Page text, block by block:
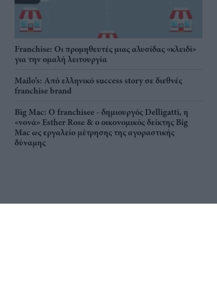
Franchise: Οι προμηθευτές μιας αλυσίδας «κλειδί»
για την ομαλή λειτουργία
Mailo’s: Από ελληνικό success story σε διεθνές
franchise brand
Big Mac: Ο franchisee - δημιουργός Delligatti, η
«νονά» Esther Rose & ο οικονομικός δείκτης Big
Mac ως εργαλείο μέτρησης της αγοραστικής
δύναμης